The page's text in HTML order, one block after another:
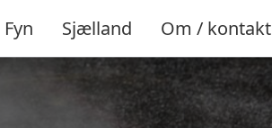
Fyn Sjælland Om / kontakt